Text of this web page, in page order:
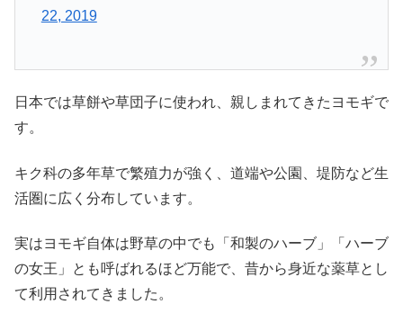
22, 2019
日本では草餅や草団子に使われ、親しまれてきたヨモギで
す。
キク科の多年草で繁殖力が強く、道端や公園、堤防など生
活圏に広く分布しています。
実はヨモギ自体は野草の中でも
「和製のハーブ」「ハーブ
の女王」
とも呼ばれるほど万能で、昔から身近な薬草とし
て利用されてきました。